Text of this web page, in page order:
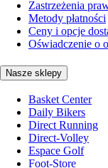
Zastrzeżenia
Metody płatności
Ceny i opcje
Oświadczenie o
Nasze sklepy
Basket Center
Daily Bikers
Direct Running
Direct-Volley
Espace Golf
Foot-Store